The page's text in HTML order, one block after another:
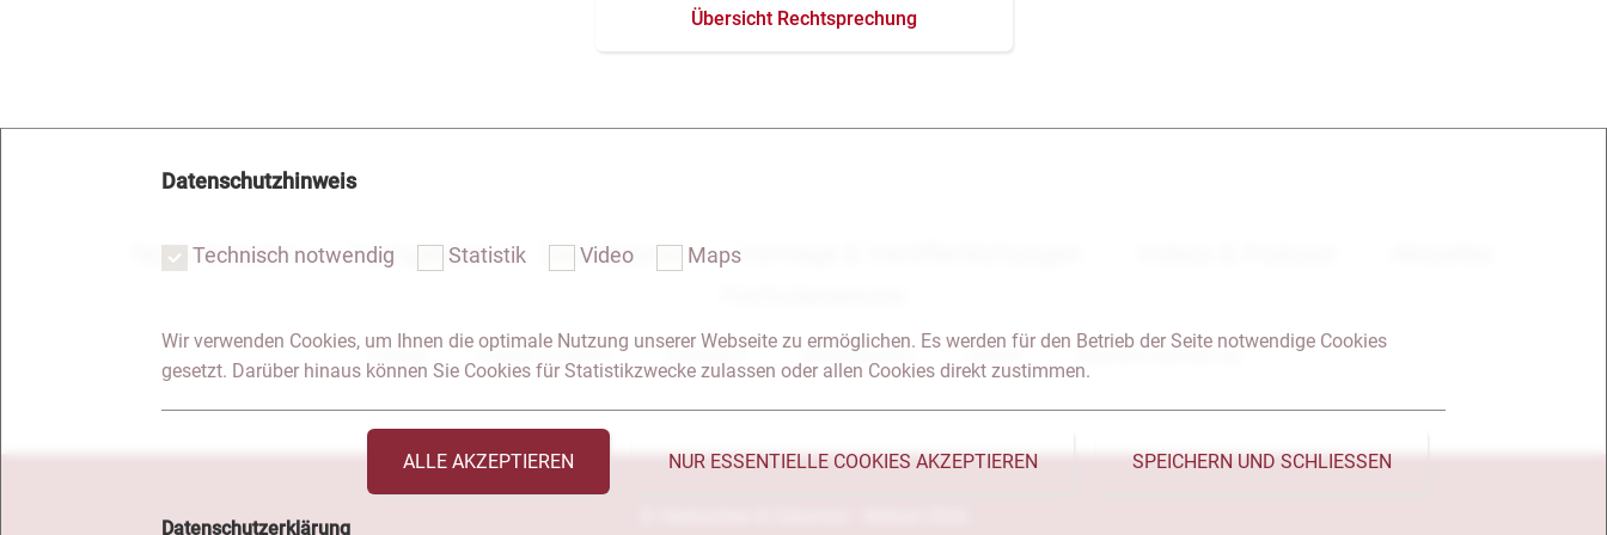
Übersicht Rechtsprechung
Notar Dresden Fachgebiete Das Notariat Vorträge & Veröffentlichungen
Kontakt & Anfahrt Seitenübersicht
Datenschutzhinweis
Technisch notwendig Statistik Video Maps
Wir verwenden Cookies, um Ihnen die optimale Nutzung unserer Webseite zu ermöglichen. Es werden für den Betrieb der Seite notwendige Cookies
gesetzt. Darüber hinaus können Sie Cookies für Statistikzwecke zulassen oder allen Cookies direkt zustimmen.
ALLE AKZEPTIEREN NUR ESSENTIELLE COOKIES AKZEPTIEREN SPEICHERN UND SCHLIESSEN
Datenschutzerklärung